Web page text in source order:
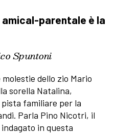
amical-parentale è la
Spuntoni
dello zio Mario
sorella Natalina,
familiare per la
Parla Pino Nicotri, il
in questa